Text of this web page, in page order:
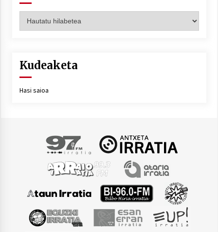
Kudeaketa
Hasi saioa